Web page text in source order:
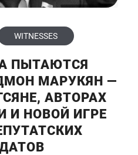
ПЫТАЮТСЯ
МАРУКЯН —
АВТОРАХ
И НОВОЙ ИГРЕ
WITNESSES